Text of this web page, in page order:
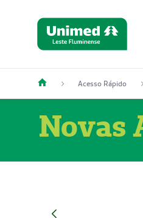
Acesso Rápido
Novas